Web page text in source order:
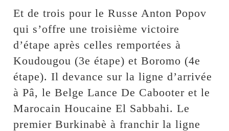
Et de trois pour le Russe Anton Popov
qui s’offre une troisième victoire
d’étape après celles remportées à
Koudougou (3e étape) et Boromo (4e
étape). Il devance sur la ligne d’arrivée
à Pâ, le Belge Lance De Cabooter et le
Marocain Houcaine El Sabbahi. Le
premier Burkinabè à franchir la ligne